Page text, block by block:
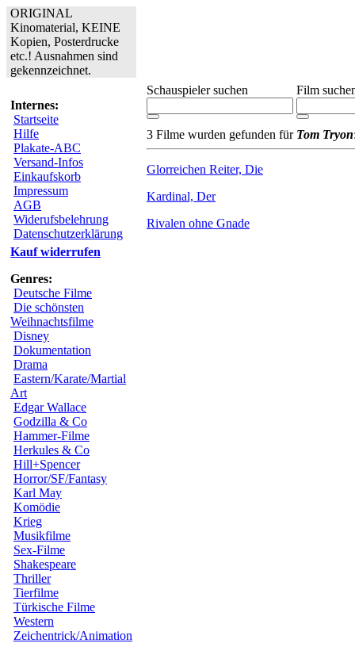
ORIGINAL
Kinomaterial, KEINE
Kopien, Posterdrucke
etc.! Ausnahmen sind
gekennzeichnet.
Internes:
Startseite
Hilfe
Plakate-ABC
Versand-Infos
Einkaufskorb
Impressum
AGB
Widerufsbelehrung
Datenschutzerklärung
Kauf widerrufen
Genres:
Deutsche Filme
Die schönsten
Weihnachtsfilme
Disney
Dokumentation
Drama
Eastern/Karate/Martial
Art
Edgar Wallace
Godzilla & Co
Hammer-Filme
Herkules & Co
Hill+Spencer
Horror/SF/Fantasy
Karl May
Komödie
Krieg
Musikfilme
Sex-Filme
Shakespeare
Thriller
Tierfilme
Türkische Filme
Western
Zeichentrick/Animation
Schauspieler suchen Film
3 Filme wurden gefunden für Tom Tryon
Glorreichen Reiter, Die
Kardinal, Der
Rivalen ohne Gnade